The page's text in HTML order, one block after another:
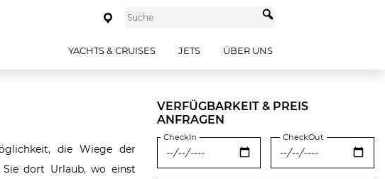
YACHTS & CRUISES JETS ÜBER UNS
die Wiege der
Sie dort Urlaub, wo einst
VERFÜGBARKEIT & PREIS
ANFRAGEN
CheckIn CheckOut